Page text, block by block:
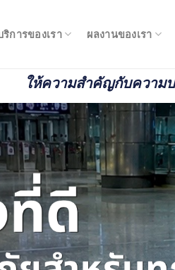
ริการของเรา ผลงานของเรา
ให้ความสำคัญกับความ